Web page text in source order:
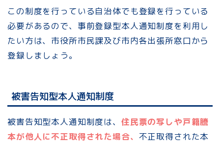
この制度を行っている自治体でも登録を行っている
必要があるので、事前登録型本人通知制度を利用し
たい方は、市役所市民課及び市内各出張所窓口から
登録しましょう。
被害告知型本人通知制度
被害告知型本人通知制度は、 住民票の写しや戸籍謄
本が他人に不正取得された場合、 不正取得された本